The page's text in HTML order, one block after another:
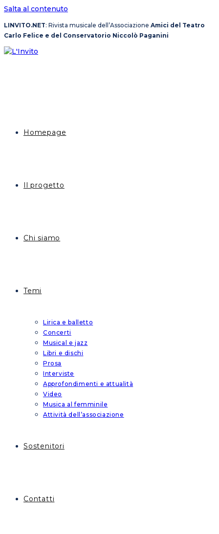
Salta al contenuto
LINVITO.NET: Rivista musicale dell’Associazione Amici del Teatro
Carlo Felice e del Conservatorio Niccolò Paganini
Homepage
Il progetto
Chi siamo
Temi
Lirica e balletto
Concerti
Musical e jazz
Libri e dischi
Prosa
Interviste
Approfondimenti e attualità
Video
Musica al femminile
Attività dell’associazione
Sostenitori
Contatti